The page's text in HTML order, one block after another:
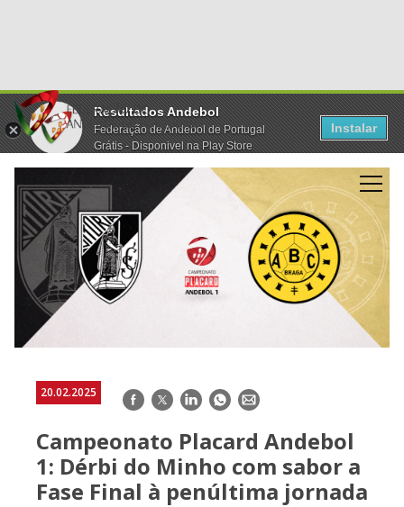
Resultados Andebol
Federação de Andebol de Portugal
Grátis - Disponivel na Play Store
Instalar
20.02.2025 Facebook
TwitterLinkedInWhatsApp
E-
Campeonato Placard Andebol
1: Dérbi do Minho com sabor a
Fase Final à penúltima jornada